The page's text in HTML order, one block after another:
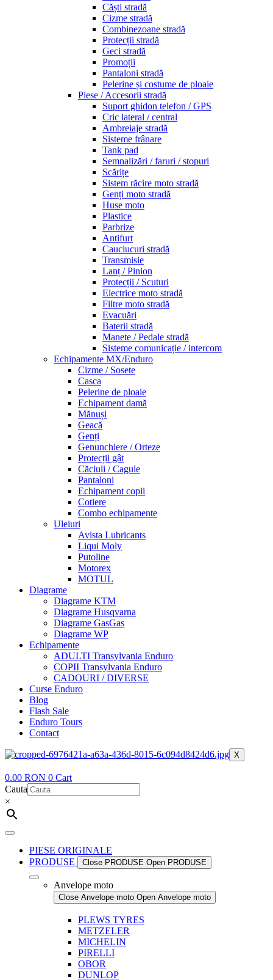
Căști stradă
Cizme stradă
Combinezoane stradă
Protecții stradă
Geci stradă
Promoții
Pantaloni stradă
Pelerine și costume de ploaie
Piese / Accesorii stradă
Suport ghidon telefon / GPS
Cric lateral / central
Ambreiaje stradă
Sisteme frânare
Tank pad
Semnalizări / faruri / stopuri
Scărițe
Sistem răcire moto stradă
Genți moto stradă
Huse moto
Plastice
Parbrize
Antifurt
Cauciucuri stradă
Transmisie
Lanț / Pinion
Protecții / Scuturi
Electrice moto stradă
Filtre moto stradă
Evacuări
Baterii stradă
Manete / Pedale stradă
Sisteme comunicație / intercom
Echipamente MX/Enduro
Cizme / Sosete
Casca
Pelerine de ploaie
Echipament damă
Mănuși
Geacă
Genți
Genunchiere / Orteze
Protecții gât
Căciuli / Cagule
Pantaloni
Echipament copii
Cotiere
Combo echipamente
Uleiuri
Avista Lubricants
Liqui Moly
Putoline
Motorex
MOTUL
Diagrame
Diagrame KTM
Diagrame Husqvarna
Diagrame GasGas
Diagrame WP
Echipamente
ADULTI Transylvania Enduro
COPII Transylvania Enduro
CADOURI / DIVERSE
Curse Enduro
Blog
Flash Sale
Enduro Tours
Contact
X
0.00 RON 0 Cart
Cauta
×
PIESE ORIGINALE
PRODUSE
Close PRODUSE Open PRODUSE
Anvelope moto
Close Anvelope moto Open Anvelope moto
PLEWS TYRES
METZELER
MICHELIN
PIRELLI
OBOR
DUNLOP